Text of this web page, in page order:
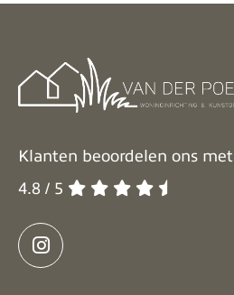
Klanten beoordelen ons met
4.8 / 5